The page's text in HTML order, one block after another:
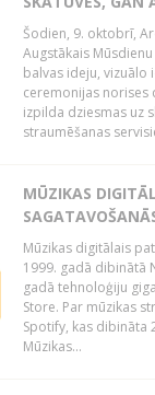
Šodien, 9. oktobrī,
Augstākais
balvas ideju,
ceremonijas norises
izpilda dziesmas uz
straumēšanas
MŪZIKAS
Mūzikas digitālais
1999. gadā dibinātā
gadā tehnoloģiju
Store. Par mūzikas
Spotify, kas dibināta
Mūzikas...